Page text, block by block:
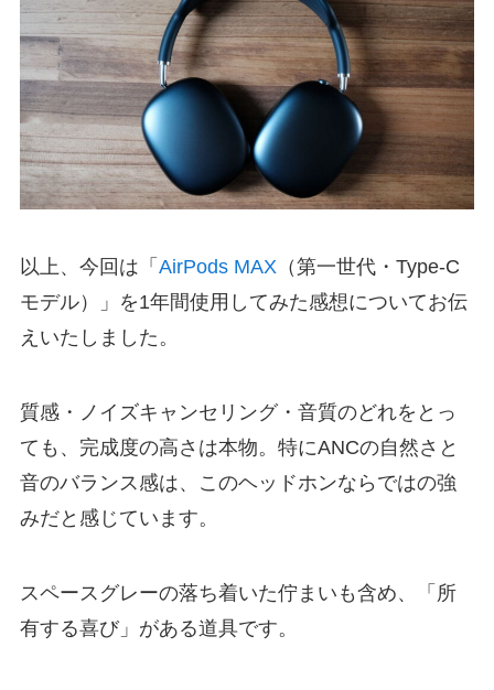
以上、今回は「 AirPods MAX （第一世代・Type-C
モデル）」を1年間使用してみた感想についてお伝
えいたしました。
質感・ノイズキャンセリング・音質のどれをとっ
ても、完成度の高さは本物。特にANCの自然さと
音のバランス感は、このヘッドホンならではの強
みだと感じています。
スペースグレーの落ち着いた佇まいも含め、「所
有する喜び」がある道具です。